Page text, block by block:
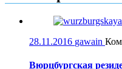
28.11.2016 gawain
Вюрцбургская